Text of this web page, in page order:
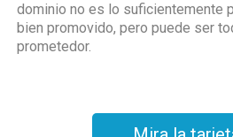
dominio no es lo suficientemente
bien promovido, pero puede ser
prometedor.